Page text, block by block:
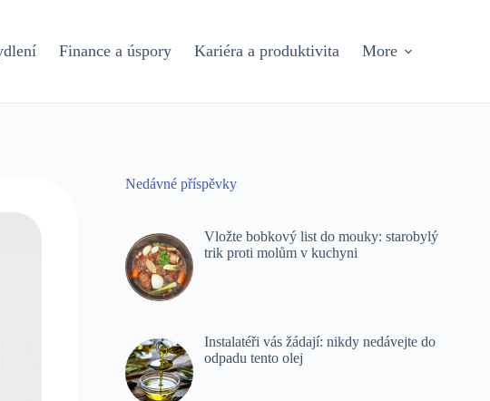
Finance a úspory Kariéra a produktivita More
Nedávné příspěvky
Vložte bobkový list do mouky: starobylý
trik proti molům v kuchyni
Instalatéři vás žádají: nikdy nedávejte do
odpadu tento olej